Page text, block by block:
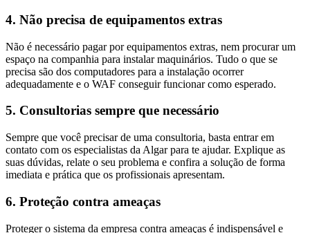
4. Não precisa de equipamentos extras
Não é necessário pagar por equipamentos extras, nem procurar um
espaço na companhia para instalar maquinários. Tudo o que se
precisa são dos computadores para a instalação ocorrer
adequadamente e o WAF conseguir funcionar como esperado.
5. Consultorias sempre que necessário
Sempre que você precisar de uma consultoria, basta entrar em
contato com os especialistas da Algar para te ajudar. Explique as
suas dúvidas, relate o seu problema e confira a solução de forma
imediata e prática que os profissionais apresentam.
6. Proteção contra ameaças
Proteger o sistema da empresa contra ameaças é indispensável e